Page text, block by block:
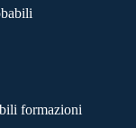
formazioni